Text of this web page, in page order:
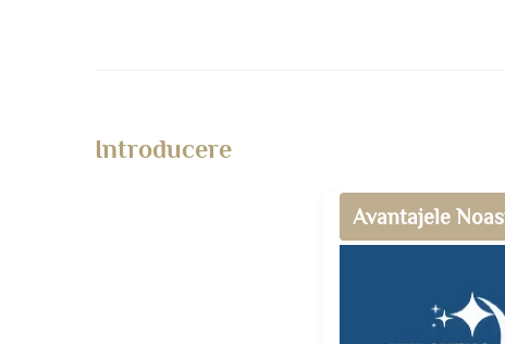
Introducere
Avantajele